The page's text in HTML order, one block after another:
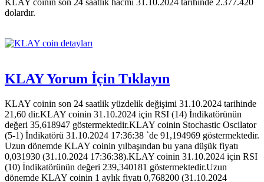
KLAY coinin son 24 saatlik hacmi 31.10.2024 tarihinde 2.377.420
dolardır.
KLAY Yorum İçin Tıklayın
KLAY coinin son 24 saatlik yüzdelik değişimi 31.10.2024 tarihinde
21,60 dir.KLAY coinin 31.10.2024 için RSI (14) İndikatörünün
değeri 35,618947 göstermektedir.KLAY coinin Stochastic Oscilator
(5-1) İndikatörü 31.10.2024 17:36:38 `de 91,194969 göstermektedir.
Uzun dönemde KLAY coinin yılbaşından bu yana düşük fiyatı
0,031930 (31.10.2024 17:36:38).KLAY coinin 31.10.2024 için RSI
(10) İndikatörünün değeri 239,340181 göstermektedir.Uzun
dönemde KLAY coinin 1 aylık fiyatı 0,768200 (31.10.2024